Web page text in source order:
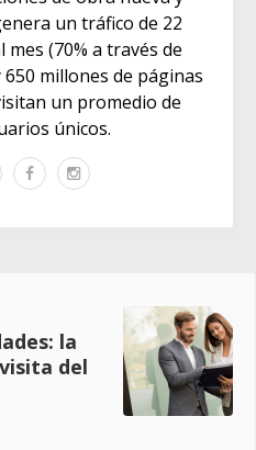
un tráfico de 22
(70% a través de
millones de páginas
un promedio de
únicos.
la
del